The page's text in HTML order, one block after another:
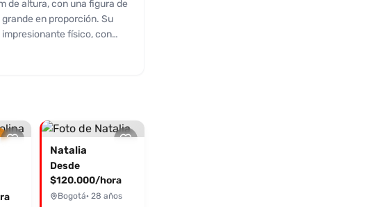
de altura, con una figura de
en proporción. Su
físico, con
llenando tus fantasías
cómoda, sus habilidades
partir de 110.000 por hora,
No pierdas la
y déjate llevar por su
Natalia
Desde
$120.000/hora
Bogotá· 28 años